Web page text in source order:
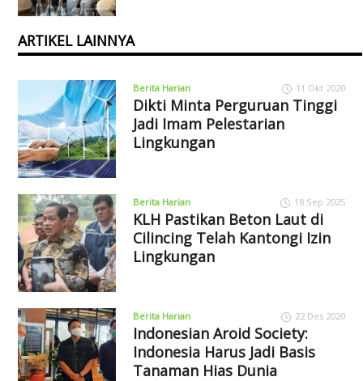
ARTIKEL LAINNYA
Berita Harian 11 Okt 2020
Dikti Minta Perguruan Tinggi
Jadi Imam Pelestarian
Lingkungan
Berita Harian 18 Sep 2025
KLH Pastikan Beton Laut di
Cilincing Telah Kantongi Izin
Lingkungan
Berita Harian 22 Des 2020
Indonesian Aroid Society:
Indonesia Harus Jadi Basis
Tanaman Hias Dunia